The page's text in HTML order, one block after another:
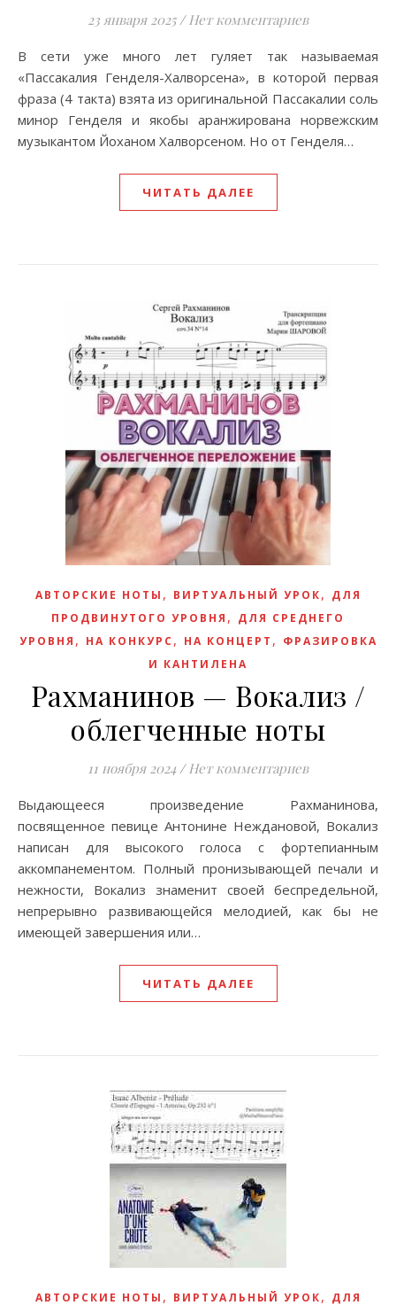
23 января 2025 / Нет комментариев
В сети уже много лет гуляет так называемая
«Пассакалия Генделя-Халворсена», в которой первая
фраза (4 такта) взята из оригинальной Пассакалии соль
минор Генделя и якобы аранжирована норвежским
музыкантом Йоханом Халворсеном. Но от Генделя…
ЧИТАТЬ ДАЛЕЕ
АВТОРСКИЕ НОТЫ , ВИРТУАЛЬНЫЙ УРОК, ДЛЯ
ПРОДВИНУТОГО УРОВНЯ , ДЛЯ СРЕДНЕГО
УРОВНЯ , НА КОНКУРС , НА КОНЦЕРТ , ФРАЗИРОВКА
И КАНТИЛЕНА
Рахманинов — Вокализ /
облегченные ноты
11 ноября 2024 / Нет комментариев
Выдающееся произведение Рахманинова,
посвященное певице Антонине Неждановой, Вокализ
написан для высокого голоса с фортепианным
аккомпанементом. Полный пронизывающей печали и
нежности, Вокализ знаменит своей беспредельной,
непрерывно развивающейся мелодией, как бы не
имеющей завершения или…
ЧИТАТЬ ДАЛЕЕ
АВТОРСКИЕ НОТЫ , ВИРТУАЛЬНЫЙ УРОК, ДЛЯ